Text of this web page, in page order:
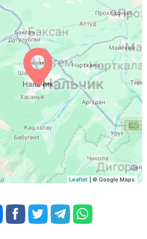
Leaflet | © Google Maps